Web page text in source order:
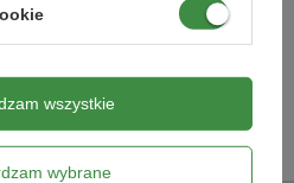
mogą przylepić się do mokrej
dużego nasłonecznienia (może
trawnika) i wiatru (granulki
i kamienne elementy
wybrane
wszystkie